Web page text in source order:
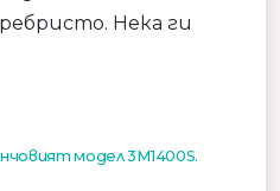
Нека ги
модел 3M1400S.